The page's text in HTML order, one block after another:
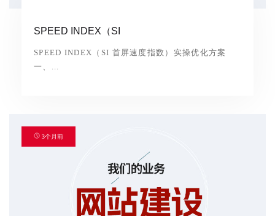
SPEED INDEX（SI
SPEED INDEX（SI 首屏速度指数）实操优化方案
一、...
3个月前